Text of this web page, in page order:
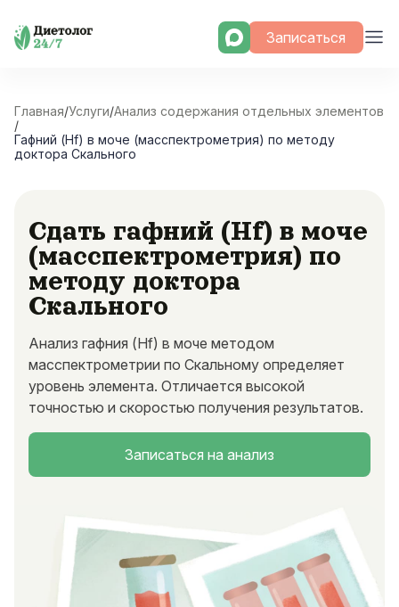
Skip
Записаться
Главная/Услуги/Анализ содержания отдельных элементов
/
Гафний (Hf) в моче (масспектрометрия) по методу
доктора Скального
Сдать гафний (Hf) в моче
(масспектрометрия) по
методу доктора
Скального
Анализ гафния (Hf) в моче методом
масспектрометрии по Скальному определяет
уровень элемента. Отличается высокой
точностью и скоростью получения результатов.
Записаться на анализ